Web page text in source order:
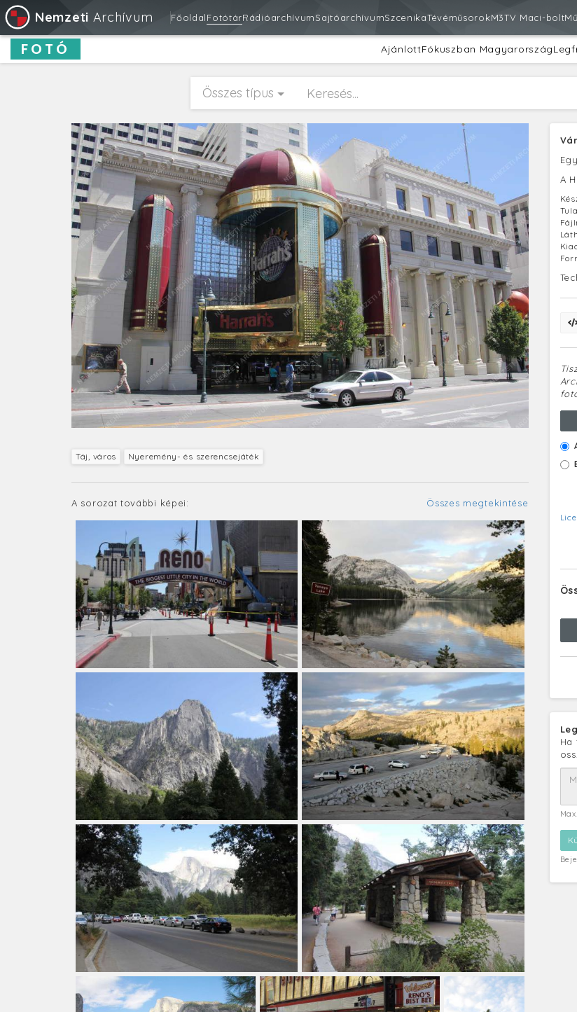
Nemzeti Archívum FőoldalFotótárRádióarchívumSajtóarchívumSzcenikaTévéműsorokM3TV Maci-bolt
FOTÓ AjánlottFókuszban Magyarország
Összes típus
Táj, város Nyeremény- és szerencsejáték
A sorozat további képei: Összes megtekintése
A
Ha